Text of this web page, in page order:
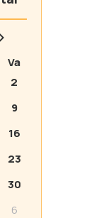
Va
2
9
16
23
30
6